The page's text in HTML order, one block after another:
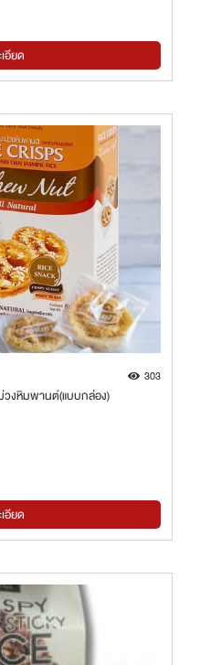
อียด
303
วงหิมพานต์(แบบกล่อง)
อียด